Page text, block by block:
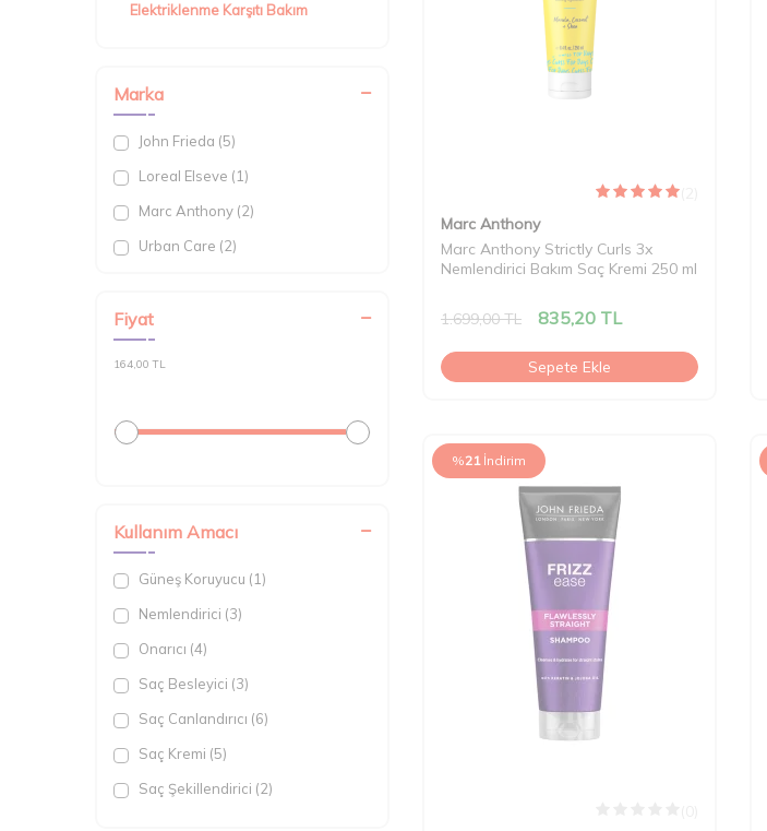
Elektriklenme Karşıtı Bakım
Marka
John Frieda (5)
Loreal Elseve (1)
Marc Anthony (2)
Urban Care (2)
Fiyat
164,00 TL
Kullanım Amacı
Güneş Koruyucu (1)
Nemlendirici (3)
Onarıcı (4)
Saç Besleyici (3)
Saç Canlandırıcı (6)
Saç Kremi (5)
Saç Şekillendirici (2)
(2)
Marc Anthony
Marc Anthony Strictly Curls 3x
Nemlendirici Bakım Saç Kremi 250 ml
1.699,00TL 835,20 TL
Sepete Ekle
%21 İndirim